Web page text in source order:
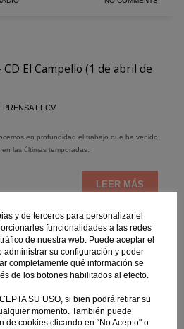
El Campello (1 de abril de
PRENSA FFCV
en profundidad el trabajo que ha venido
las últimas temporadas.
LEER MÁS
NO COMMENTS
y de terceros para personalizar el
funcionalidades a las redes
de nuestra web. Puede aceptar el
administrar su configuración y poder
completamente qué información se
de los botones habilitados al efecto.
SU USO, si bien podrá retirar su
momento. También puede
de cookies clicando en “No Acepto" o